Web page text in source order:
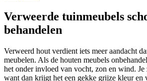
Verweerde tuinmeubels
behandelen
Verweerd hout verdient iets meer aandacht
meubelen. Als de houten meubels
het onder invloed van vocht, zon en wind. Je
want dan krijgt het een gekke grijze kleur en